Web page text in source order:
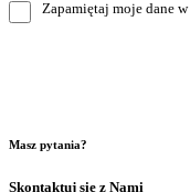
Zapamiętaj moje dane
Masz pytania?
Skontaktuj się z Nami